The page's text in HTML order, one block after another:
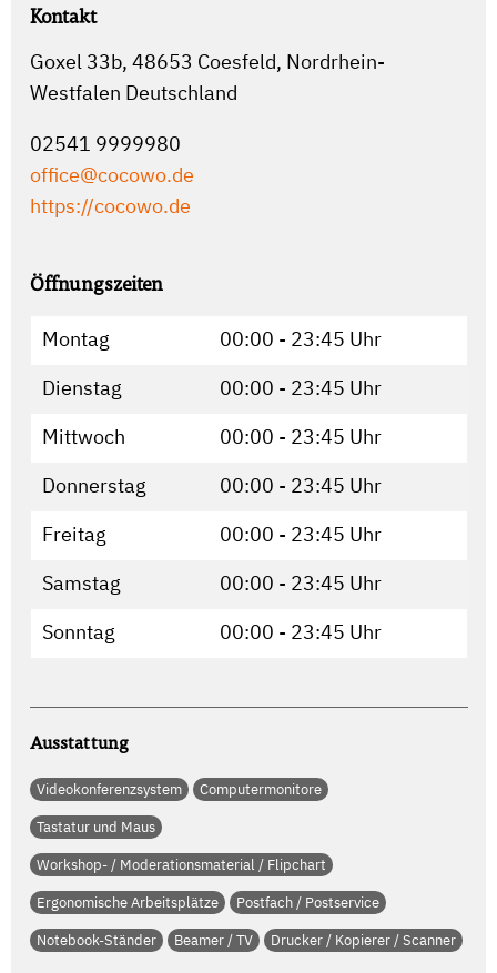
Kontakt
Goxel 33b, 48653 Coesfeld, Nordrhein-
Westfalen Deutschland
02541 9999980
office@cocowo.de
https://cocowo.de
Öffnungszeiten
Montag
00:00 - 23:45 Uhr
Dienstag
00:00 - 23:45 Uhr
Mittwoch
00:00 - 23:45 Uhr
Donnerstag
00:00 - 23:45 Uhr
Freitag
00:00 - 23:45 Uhr
Samstag
00:00 - 23:45 Uhr
Sonntag
00:00 - 23:45 Uhr
Ausstattung
Videokonferenzsystem
Computermonitore
Tastatur und Maus
Workshop- / Moderationsmaterial / Flipchart
Ergonomische Arbeitsplätze
Postfach / Postservice
Notebook-Ständer
Beamer / TV Drucker / Kopierer / Scanner